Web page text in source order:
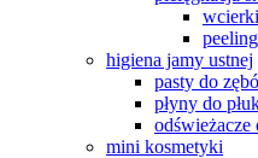
higiena jamy ustnej
pasty do
płyny do
odświeżacze
mini kosmetyki